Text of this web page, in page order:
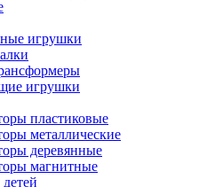
игрушки
игрушки
пластиковые
металлические
деревянные
магнитные